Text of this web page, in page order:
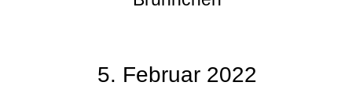
5. Februar 2022